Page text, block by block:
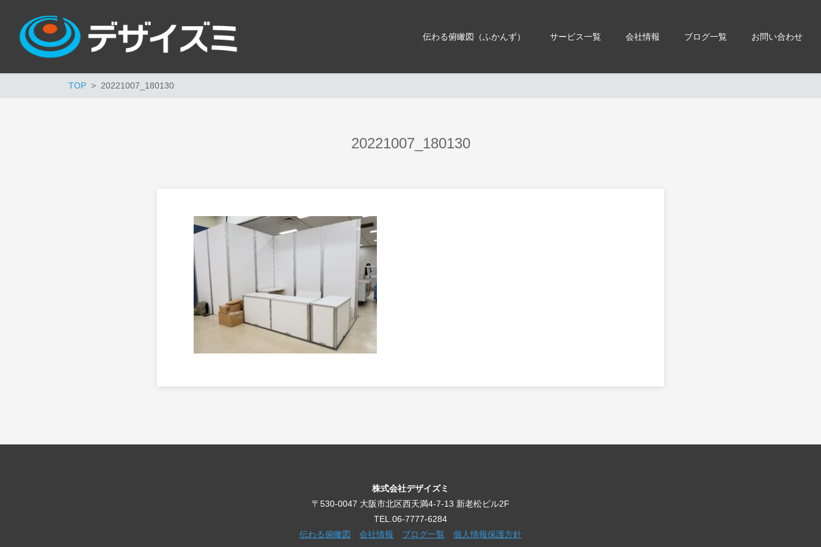
伝わる俯瞰図（ふかんず） サービス一覧 会社情報 ブログ一覧 お問い合わせ
TOP 20221007_180130
20221007_180130
株式会社デザイズミ
〒530-0047 大阪市北区西天満4-7-13 新老松ビル2F
TEL.06-7777-6284
伝わる俯瞰図
会社情報 ブログ一覧 個人情報保護方針